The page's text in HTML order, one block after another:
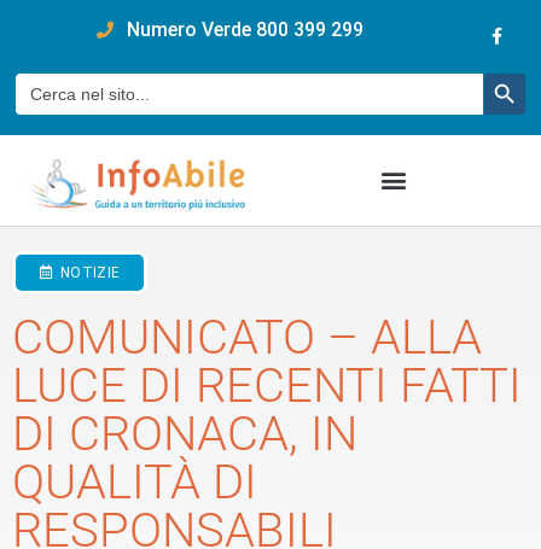
Numero Verde 800 399 299
Cerca:
NOTIZIE
COMUNICATO – ALLA
LUCE DI RECENTI FATTI
DI CRONACA, IN
QUALITÀ DI
RESPONSABILI